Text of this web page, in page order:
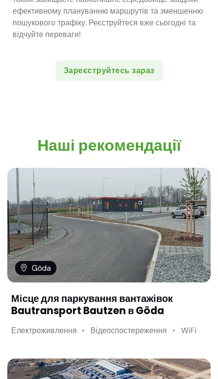
ефективному плануванню маршрутів та зменшенню
пошукового трафіку. Реєструйтеся вже сьогодні та
відчуйте переваги!
Зареєструйтесь зараз
Наші рекомендації
Göda
Місце для паркування вантажівок
Bautransport Bautzen в Göda
Електроживлення Відеоспостереження WiFi